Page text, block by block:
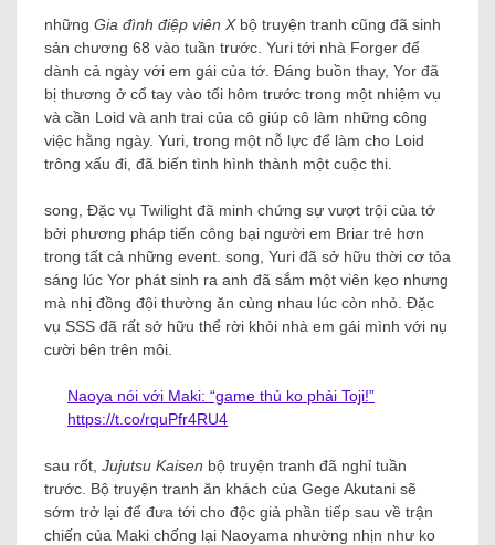
những Gia đình điệp viên Xbộ truyện tranh cũng đã sinh
sản chương 68 vào tuần trước. Yuri tới nhà Forger để
dành cả ngày với em gái của tớ. Đáng buồn thay, Yor đã
bị thương ở cổ tay vào tối hôm trước trong một nhiệm vụ
và cần Loid và anh trai của cô giúp cô làm những công
việc hằng ngày. Yuri, trong một nỗ lực để làm cho Loid
trông xấu đi, đã biến tình hình thành một cuộc thi.
song, Đặc vụ Twilight đã minh chứng sự vượt trội của tớ
bởi phương pháp tiến công bại người em Briar trẻ hơn
trong tất cả những event. song, Yuri đã sở hữu thời cơ tỏa
sáng lúc Yor phát sinh ra anh đã sắm một viên kẹo nhưng
mà nhị đồng đội thường ăn cùng nhau lúc còn nhỏ. Đặc
vụ SSS đã rất sở hữu thể rời khỏi nhà em gái mình với nụ
cười bên trên môi.
Naoya nói với Maki: “game thủ ko phải Toji!”
https://t.co/rquPfr4RU4
sau rốt, Jujutsu Kaisen bộ truyện tranh đã nghỉ tuần
trước. Bộ truyện tranh ăn khách của Gege Akutani sẽ
sớm trở lại để đưa tới cho độc giả phần tiếp sau về trận
chiến của Maki chống lại Naoyama nhường nhịn như ko